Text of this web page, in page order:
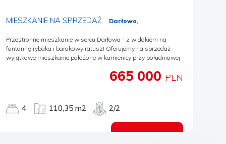
MIESZKANIE NA SPRZEDAŻ Darłowo,
Przestronne mieszkanie w sercu Darłowa - z widokiem na
fontannę rybaka i barokowy ratusz! Oferujemy na sprzedaż
wyjątkowe mieszkanie położone w kamienicy przy południowej
w Darłowie. Z okien rozciąga się niepowtarzalny widok na
mieszkania: Powierzchnia użytkowa: 110,35 m2 Funkcjonalny
układ: 4 pokoje, przestronny salon, oddzielna kuchnia z oknem,
korytarz doświetlony naturalnym światłem przez sufit. Jeden z
665 000 PLN
4 110,35 m2 2/2
Zobacz ofertę